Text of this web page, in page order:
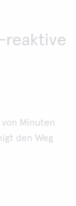
reaktive
Minuten
den Weg